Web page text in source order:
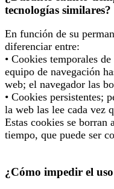
tecnologías similares?
En función de su
diferenciar entre:
• Cookies temporales
equipo de navegación
web; el navegador las
• Cookies persistentes;
la web las lee cada vez
Estas cookies se borran
tiempo, que puede ser
¿Cómo impedir el